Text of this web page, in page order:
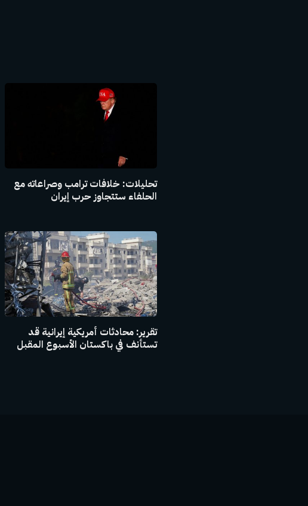
تحليلات: خلافات ترامب وصراعاته مع
الحلفاء ستتجاوز حرب إيران
تقرير: محادثات أمريكية إيرانية قد
تستأنف في باكستان الأسبوع المقبل